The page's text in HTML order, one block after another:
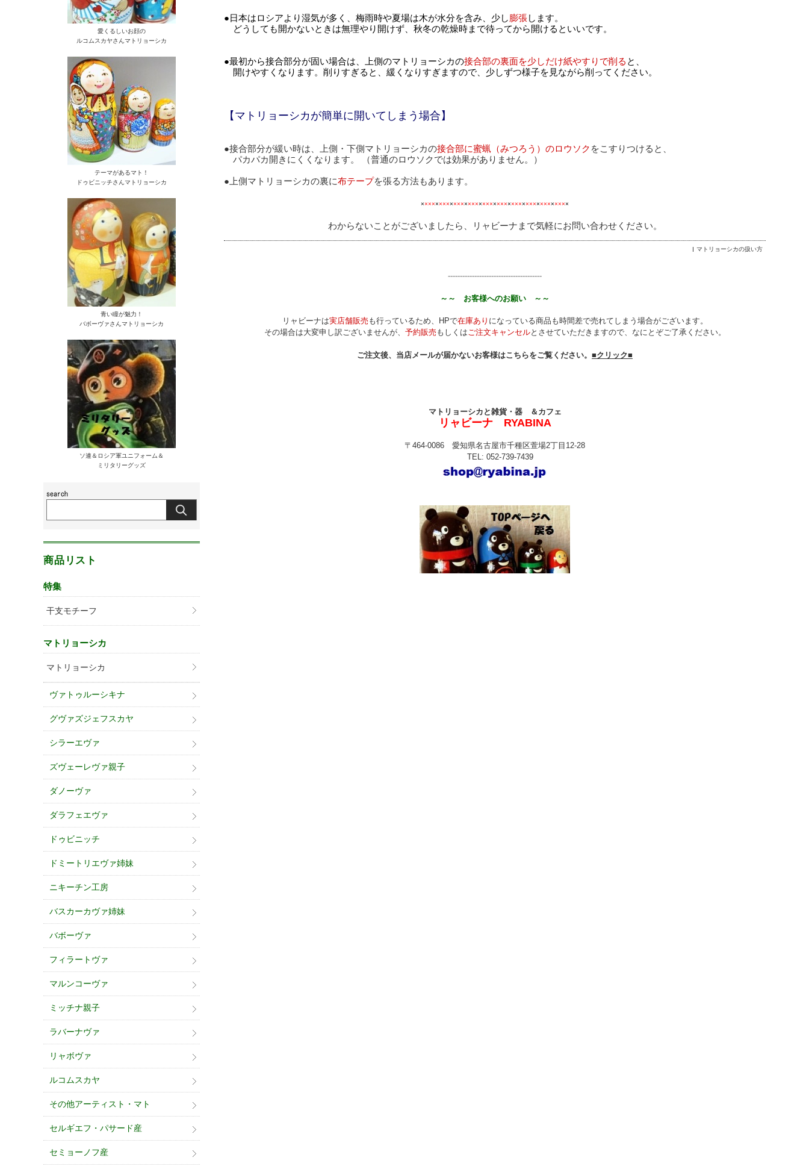
●日本はロシアより湿気が多く、梅雨時や夏場は木が水分を含み、少し膨張します。
どうしても開かないときは無理やり開けず、秋冬の乾燥時まで待ってから開けるといいです。
●最初から接合部分が固い場合は、上側のマトリョーシカの接合部の裏面を少しだけ紙やすりで削る と、
開けやすくなります。削りすぎると、緩くなりすぎますので、少しずつ様子を見ながら削ってください。
【マトリョーシカが簡単に開いてしまう場合】
●接合部分が緩い時は、上側・下側マトリョーシカの接合部に蜜蝋（みつろう）のロウソク をこすりつけると、
パカパカ開きにくくなります。 （普通のロウソクでは効果がありません。）
●上側マトリョーシカの裏に布テープを張る方法もあります。
×××××××××××××××××××××××××××××××××××××××××
わからないことがございましたら、 リャビーナ まで気軽にお問い合わせください。
マトリョーシカの扱い方
---------------------------------------
～～ お客様へのお願い ～～
リャビーナは実店舗販売 も行っているため、HPで在庫あり になっている商品も時間差で売れてしまう場合がございます。
その場合は大変申し訳ございませんが、 予約販売 もしくはご注文キャンセルとさせていただきますので、なにとぞご了承ください。
ご注文後、当店メールが届かないお客様はこちらをご覧ください。 ■クリック■
マトリョーシカと雑貨・器 ＆カフェ
リャビーナ RYABINA
〒464-0086 愛知県名古屋市千種区萱場2丁目12-28
TEL: 052-739-7439
愛くるしいお顔の
ルコムスカヤさんマトリョーシカ
テーマがあるマト！
ドゥビニッチさんマトリョーシカ
青い瞳が魅力！
バボーヴァさんマトリョーシカ
ソ連＆ロシア軍ユニフォーム＆
ミリタリーグッズ
商品リスト
特集
干支モチーフ
マトリョーシカ
マトリョーシカ
ヴァトゥルーシキナ
グヴァズジェフスカヤ
シラーエヴァ
ズヴェーレヴァ親子
ダノーヴァ
ダラフェエヴァ
ドゥビニッチ
ドミートリエヴァ姉妹
ニキーチン工房
バスカーカヴァ姉妹
バボーヴァ
フィラートヴァ
マルンコーヴァ
ミッチナ親子
ラバーナヴァ
リャボヴァ
ルコムスカヤ
その他アーティスト・マト
セルギエフ・パサード産
セミョーノフ産